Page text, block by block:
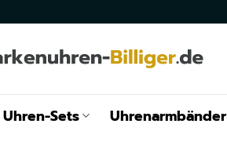
Uhren-Sets Uhrenarmbänder